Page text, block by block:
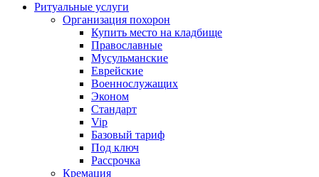
Ритуальные услуги
Организация похорон
Купить место на кладбище
Православные
Мусульманские
Еврейские
Военнослужащих
Эконом
Стандарт
Vip
Базовый тариф
Под ключ
Рассрочка
Кремация